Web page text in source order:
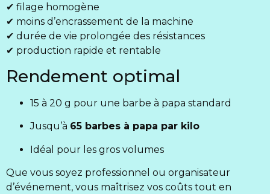
✔ filage homogène
✔ moins d’encrassement de la machine
✔ durée de vie prolongée des résistances
✔ production rapide et rentable
Rendement optimal
15 à 20 g pour une barbe à papa standard
Jusqu’à 65 barbes à papa par kilo
Idéal pour les gros volumes
Que vous soyez professionnel ou organisateur
d’événement, vous maîtrisez vos coûts tout en